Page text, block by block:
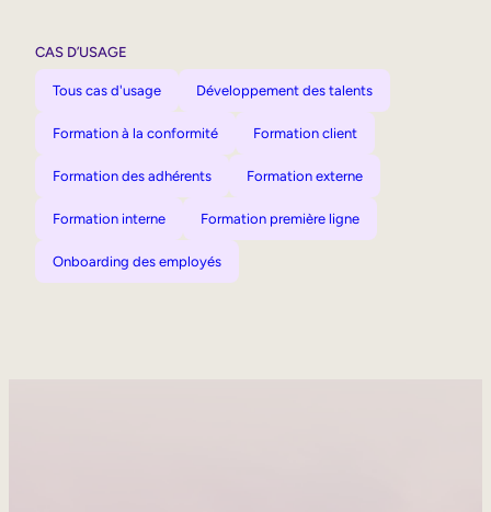
CAS D’USAGE
Tous cas d'usage Développement des talents
Formation à la conformité Formation client
Formation des adhérents Formation externe
Formation interne Formation première ligne
Onboarding des employés